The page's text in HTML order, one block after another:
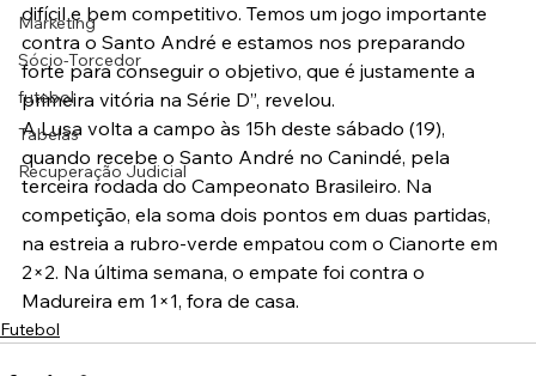
Marketing
Sócio-Torcedor
futebol
Tabelas
Recuperação Judicial
difícil e bem competitivo. Temos um jogo importante
contra o Santo André e estamos nos preparando
forte para conseguir o objetivo, que é justamente a
primeira vitória na Série D”, revelou.
A Lusa volta a campo às 15h deste sábado (19),
quando recebe o Santo André no Canindé, pela
terceira rodada do Campeonato Brasileiro. Na
competição, ela soma dois pontos em duas partidas,
na estreia a rubro-verde empatou com o Cianorte em
2×2. Na última semana, o empate foi contra o
Madureira em 1×1, fora de casa.
Futebol